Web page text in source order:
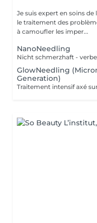
Je suis expert en soins de la
le traitement des problèmes de peau. Ne
à camoufler les imper...
NanoNeedling
Nicht schmerzhaft -
GlowNeedling
Generation)